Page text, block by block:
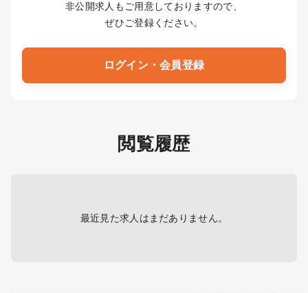
非公開求人もご用意しておりますので、
ぜひご登録ください。
ログイン・会員登録
閲覧履歴
最近見た求人はまだありません。